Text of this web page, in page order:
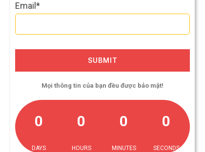
Email *
SUBMIT
Mọi thông tin của bạn đều được bảo mật!
0
DAYS
0
HOURS
0
MINUTES
0
SECONDS